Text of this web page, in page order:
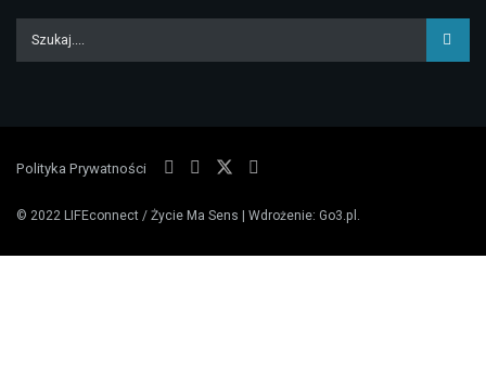
Polityka Prywatności
© 2022LIFEconnect / Życie Ma Sens | Wdrożenie: Go3.pl.